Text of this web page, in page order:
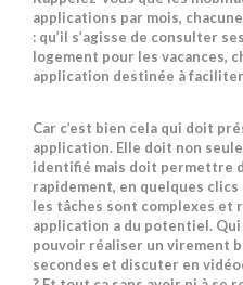
applications par mois,
: qu’il s’agisse de consulter
logement pour les vacances,
application destinée à
Car c’est bien cela qui doit
application. Elle doit non
identifié mais doit permettre
rapidement, en quelques
les tâches sont complexes et
application a du potentiel.
pouvoir réaliser un virement
secondes et discuter en